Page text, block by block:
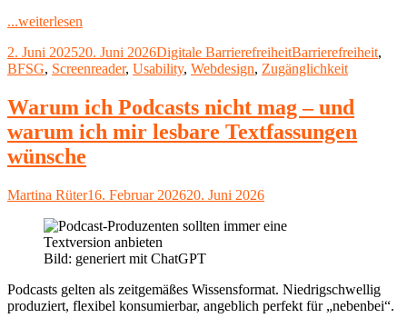
...weiterlesen
Overlays
nicht
Lösung
für
Barrierefreiheit
im
Web
Veröffentlicht
am
2. Juni 202520. Juni 2026Kategorien
Digitale BarrierefreiheitSchlagwörter
Barrierefreiheit,
BFSG, Screenreader, Usability, Webdesign, Zugänglichkeit
Warum ich Podcasts nicht mag – und
warum ich mir lesbare Textfassungen
wünsche
Autor
Martina RüterVeröffentlicht
16. Februar 202620. Juni 2026
Bild: generiert mit ChatGPT
Podcasts gelten als zeitgemäßes Wissensformat. Niedrigschwellig
produziert, flexibel konsumierbar, angeblich perfekt für „nebenbei“.